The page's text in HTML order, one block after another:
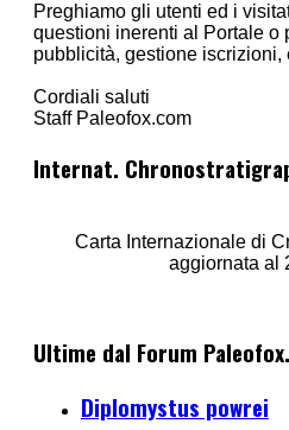
Preghiamo gli utenti ed i
questioni inerenti al Portale o
pubblicità, gestione iscrizioni,
Cordiali saluti
Staff Paleofox.com
Internat.
Carta Internazionale di
aggiornata al
Ultime dal Forum
Diplomystus powrei